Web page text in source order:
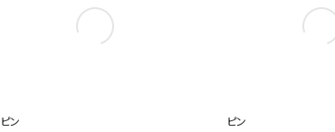
ピン ピン